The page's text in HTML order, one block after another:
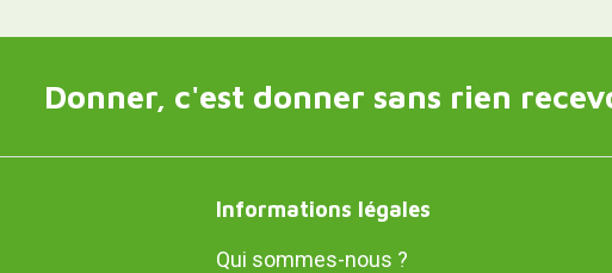
Donner, c'est donner sans rien
Informations légales
Qui sommes-nous ?